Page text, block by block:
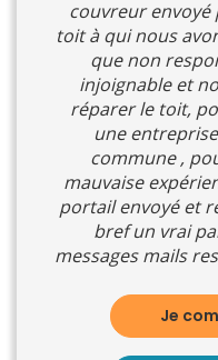
couvreur envoyé
toit à qui nous
que non
injoignable et
réparer le toit,
une
commune ,
mauvaise
portail envoyé et
bref un vrai
messages mails
Je